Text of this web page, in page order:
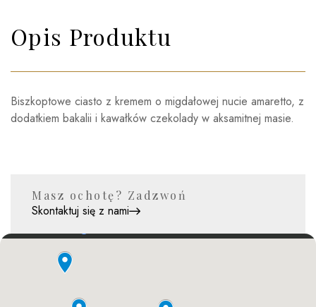
Opis Produktu
Biszkoptowe ciasto z kremem o migdałowej nucie amaretto, z
dodatkiem bakalii i kawałków czekolady w aksamitnej masie.
Masz ochotę? Zadzwoń
Skontaktuj się z nami